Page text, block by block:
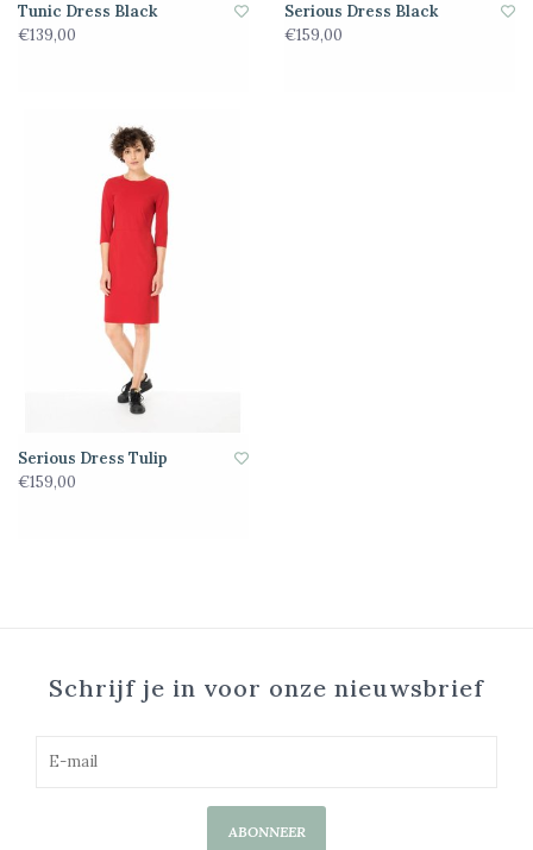
Tunic Dress Black
€139,00
Serious Dress Black
€159,00
Serious Dress Tulip
€159,00
Schrijf je in voor onze nieuwsbrief
ABONNEER